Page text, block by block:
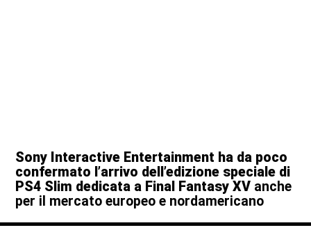
Sony Interactive Entertainment ha da poco
confermato l’arrivo dell’edizione speciale di
PS4 Slim dedicata a Final Fantasy XV anche
per il mercato europeo e nordamericano